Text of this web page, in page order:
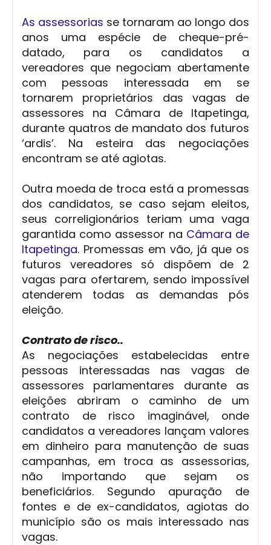
As assessorias se tornaram ao longo dos
anos uma espécie de cheque-pré-
datado, para os candidatos a
vereadores que negociam abertamente
com pessoas interessada em se
tornarem proprietários das vagas de
assessores na Câmara de Itapetinga,
durante quatros de mandato dos futuros
‘ardis’. Na esteira das negociações
encontram se até agiotas.
Outra moeda de troca está a promessas
dos candidatos, se caso sejam eleitos,
seus correligionários teriam uma vaga
garantida como assessor na Câmara de
Itapetinga. Promessas em vão, já que os
futuros vereadores só dispõem de 2
vagas para ofertarem, sendo impossível
atenderem todas as demandas pós
eleição.
Contrato de risco..
As negociações estabelecidas entre
pessoas interessadas nas vagas de
assessores parlamentares durante as
eleições abriram o caminho de um
contrato de risco imaginável, onde
candidatos a vereadores lançam valores
em dinheiro para manutenção de suas
campanhas, em troca as assessorias,
não importando que sejam os
beneficiários. Segundo apuração de
fontes e de ex-candidatos, agiotas do
município são os mais interessado nas
vagas.